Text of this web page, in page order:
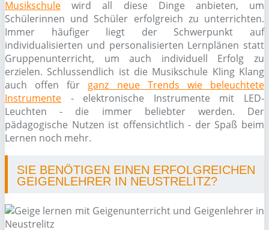
Musikschule wird all diese Dinge anbieten, um
Schülerinnen und Schüler erfolgreich zu unterrichten.
Immer häufiger liegt der Schwerpunkt auf
individualisierten und personalisierten Lernplänen statt
Gruppenunterricht, um auch individuell Erfolg zu
erzielen. Schlussendlich ist die Musikschule Kling Klang
auch offen für ganz neue Trends wie beleuchtete
Instrumente - elektronische Instrumente mit LED-
Leuchten - die immer beliebter werden. Der
pädagogische Nutzen ist offensichtlich - der Spaß beim
Lernen noch mehr.
SIE BENÖTIGEN EINEN ERFOLGREICHEN
GEIGENLEHRER IN NEUSTRELITZ?